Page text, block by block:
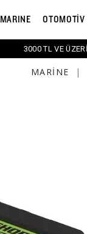
MARINE OTOMOTİV
3000 TL VE
MARINE |